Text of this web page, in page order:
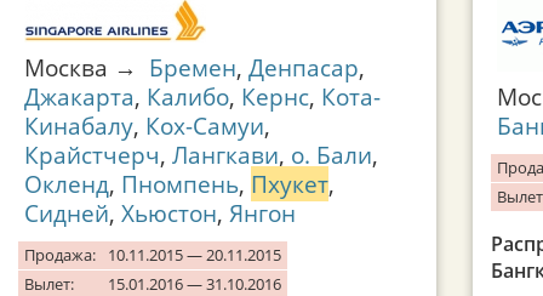
Москва → Бремен, Денпасар,
Джакарта, Калибо, Кернс, Кота-
Кинабалу, Кох-Самуи,
Крайстчерч, Лангкави, о. Бали,
Окленд, Пномпень, Пхукет,
Сидней, Хьюстон, Янгон
Продажа:
10.11.2015 — 20.11.2015
Вылет:
15.01.2016 — 31.10.2016